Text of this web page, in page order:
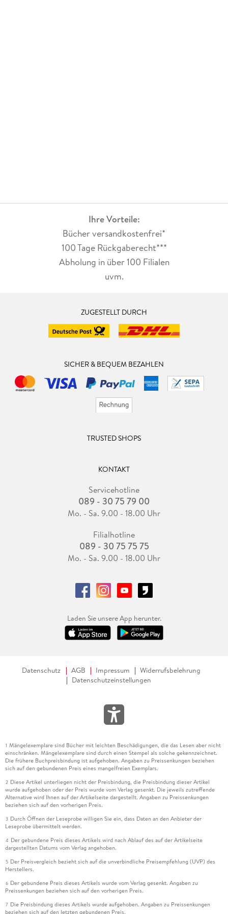
Ihre Vorteile:
Bücher versandkostenfrei*
100 Tage Rückgaberecht***
Abholung in über 100 Filialen
uvm.
ZUGESTELLT DURCH
SICHER & BEQUEM BEZAHLEN
TRUSTED SHOPS
KONTAKT
Servicehotline
089 - 30 75 79 00
Mo. - Sa. 9.00 - 18.00 Uhr
Filialhotline
089 - 30 75 75 75
Mo. - Sa. 9.00 - 18.00 Uhr
Laden Sie unsere App herunter.
Datenschutz AGB Impressum
Widerrufsbelehrung
Datenschutzeinstellungen
1 Mängelexemplare sind Bücher mit leichten Beschädigungen, die das Lesen aber nicht
einschränken. Mängelexemplare sind durch einen Stempel als solche gekennzeichnet.
Die frühere Buchpreisbindung ist aufgehoben. Angaben zu Preissenkungen beziehen
sich auf den gebundenen Preis eines mangelfreien Exemplars.
2 Diese Artikel unterliegen nicht der Preisbindung, die Preisbindung dieser Artikel
wurde aufgehoben oder der Preis wurde vom Verlag gesenkt. Die jeweils zutreffende
Alternative wird Ihnen auf der Artikelseite dargestellt. Angaben zu Preissenkungen
beziehen sich auf den vorherigen Preis.
3 Durch Öffnen der Leseprobe willigen Sie ein, dass Daten an den Anbieter der
Leseprobe übermittelt werden.
4 Der gebundene Preis dieses Artikels wird nach Ablauf des auf der Artikelseite
dargestellten Datums vom Verlag angehoben.
5 Der Preisvergleich bezieht sich auf die unverbindliche Preisempfehlung (UVP) des
Herstellers.
6 Der gebundene Preis dieses Artikels wurde vom Verlag gesenkt. Angaben zu
Preissenkungen beziehen sich auf den vorherigen Preis.
7 Die Preisbindung dieses Artikels wurde aufgehoben. Angaben zu Preissenkungen
beziehen sich auf den letzten gebundenen Preis.